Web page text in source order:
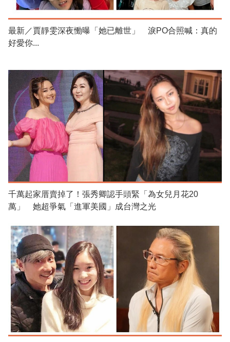
最新／賈靜雯深夜慟曝「她已離世」 淚PO合照喊：真的
好愛你...
千萬起家厝賣掉了！張秀卿認手頭緊「為女兒月花20
萬」 她超爭氣「進軍美國」成台灣之光